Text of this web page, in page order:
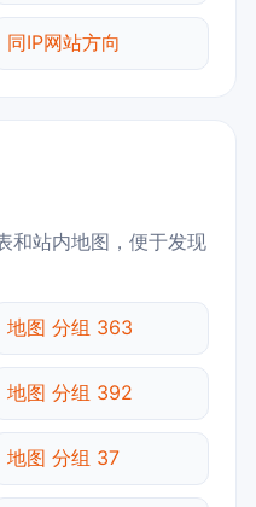
同IP网站方向
和站内地图，便于发现
地图 分组 363
地图 分组 392
地图 分组 37